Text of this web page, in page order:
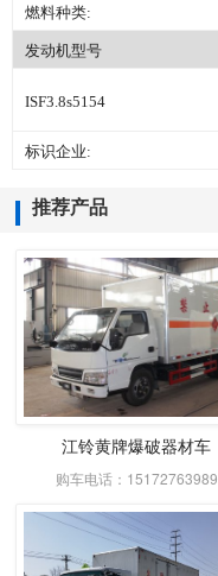
燃料种类:
发动机型号
ISF3.8s5154
标识企业:
推荐产品
江铃黄牌爆破器材车
购车电话：15172763989